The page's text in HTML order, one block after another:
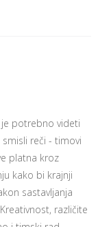
potrebno videti
reči - timovi
platna kroz
kako bi krajnji
sastavljanja
različite